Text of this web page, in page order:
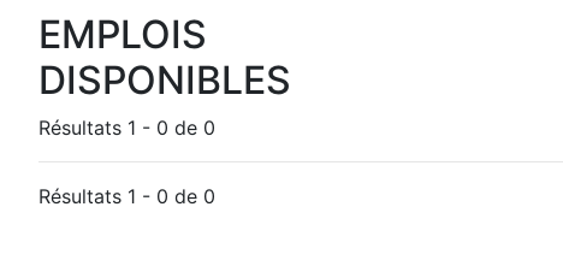
EMPLOIS
DISPONIBLES
Résultats 1 - 0 de 0
Résultats 1 - 0 de 0